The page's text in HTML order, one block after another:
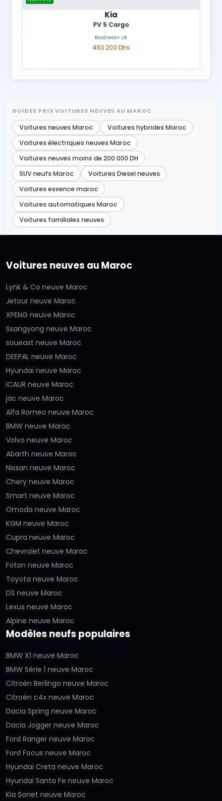
Kia
PV 5 Cargo
Business+ LR
493 200 Dhs
GUIDES PRIX VOITURES NEUVES AU MAROC
Voitures neuves Maroc
Voitures hybrides Maroc
Voitures électriques neuves Maroc
Voitures neuves moins de 200 000 DH
SUV neufs Maroc
Voitures Diesel neuves
Voitures essence maroc
Voitures automatiques Maroc
Voitures familiales neuves
Voitures neuves au Maroc
Lynk & Co neuve Maroc
Jetour neuve Maroc
XPENG neuve Maroc
Ssangyong neuve Maroc
soueast neuve Maroc
DEEPAL neuve Maroc
Hyundai neuve Maroc
iCAUR neuve Maroc
jac neuve Maroc
Alfa Romeo neuve Maroc
BMW neuve Maroc
Volvo neuve Maroc
Abarth neuve Maroc
Nissan neuve Maroc
Chery neuve Maroc
Smart neuve Maroc
Omoda neuve Maroc
KGM neuve Maroc
Cupra neuve Maroc
Chevrolet neuve Maroc
Foton neuve Maroc
Toyota neuve Maroc
DS neuve Maroc
Lexus neuve Maroc
Alpine neuve Maroc
Modèles neufs populaires
BMW X1 neuve Maroc
BMW Série 1 neuve Maroc
Citroën Berlingo neuve Maroc
Citroën c4x neuve Maroc
Dacia Spring neuve Maroc
Dacia Jogger neuve Maroc
Ford Ranger neuve Maroc
Ford Focus neuve Maroc
Hyundai Creta neuve Maroc
Hyundai Santa Fe neuve Maroc
Kia Sonet neuve Maroc